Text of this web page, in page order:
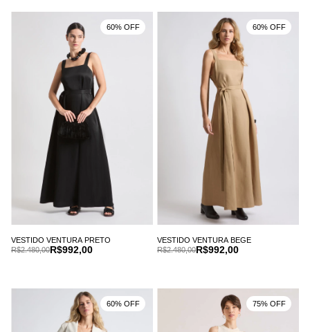
VESTIDO VENTURA PRETO
R$992,00
R$2.480,00
60% OFF
VESTIDO VENTURA BEGE
R$992,00
R$2.480,00
60% OFF
60% OFF 75% OFF